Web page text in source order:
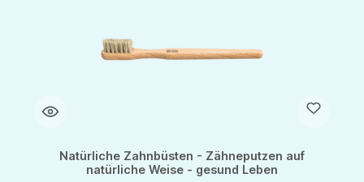
Natürliche Zahnbüsten - Zähneputzen auf
natürliche Weise - gesund Leben